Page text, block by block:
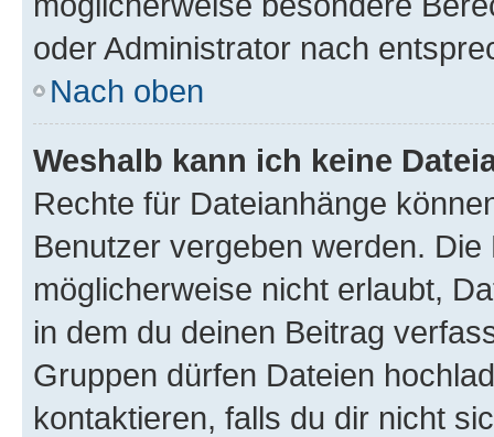
oder Administrator nach
Nach oben
Weshalb kann ich keine
Rechte für Dateianhänge
Benutzer vergeben werden.
möglicherweise nicht erlaubt,
in dem du deinen Beitrag
Gruppen dürfen Dateien
kontaktieren, falls du dir nicht